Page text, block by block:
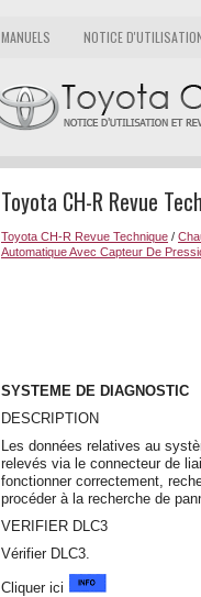
MANUELS NOTICE
Toyota CH-R Revue
Toyota CH-R Revue Technique /
Automatique Avec Capteur De
SYSTEME DE DIAGNOSTIC
DESCRIPTION
Les données relatives au
relevés via le connecteur de
fonctionner correctement,
procéder à la recherche de
VERIFIER DLC3
Vérifier DLC3.
Cliquer ici